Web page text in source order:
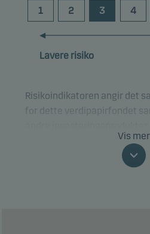
1 2 3 4
Lavere risiko
Risikoindikatoren angir det
for dette verdipapirfondet
hvor sannsynlig det er at du
investeringen på grunn av
Vis mer